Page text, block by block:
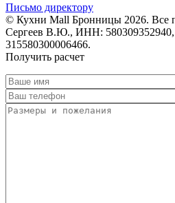
Письмо директору
© Кухни Mall Бронницы 2026. Все
Сергеев В.Ю., ИНН:
315580300006466.
Получить расчет